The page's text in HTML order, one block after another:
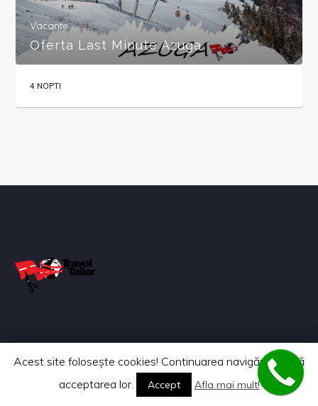
Vacante
Oferta Last Minute Azuga
4 NOPTI
Acest site foloseşte cookies! Continuarea navigării implică
acceptarea lor.
Accept Afla mai mult!